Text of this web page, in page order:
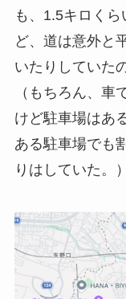
も、1.5キロく
ど、道は意外と
いたりしていた
（もちろん、車
けど駐車場はあ
ある駐車場でも
りはしていた。）